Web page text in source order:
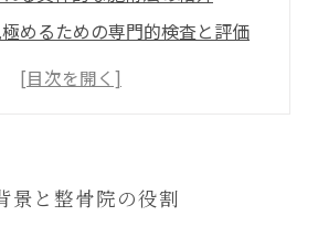
めるための専門的検査と評価
きるセルフケアと予防のポイント
景と整骨院の役割